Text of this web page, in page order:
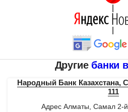
Другие банки
Народный Банк Казахстана,
111
Адрес Алматы, Самал 2-й